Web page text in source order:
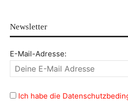
Newsletter
E-Mail-Adresse:
Ich habe die